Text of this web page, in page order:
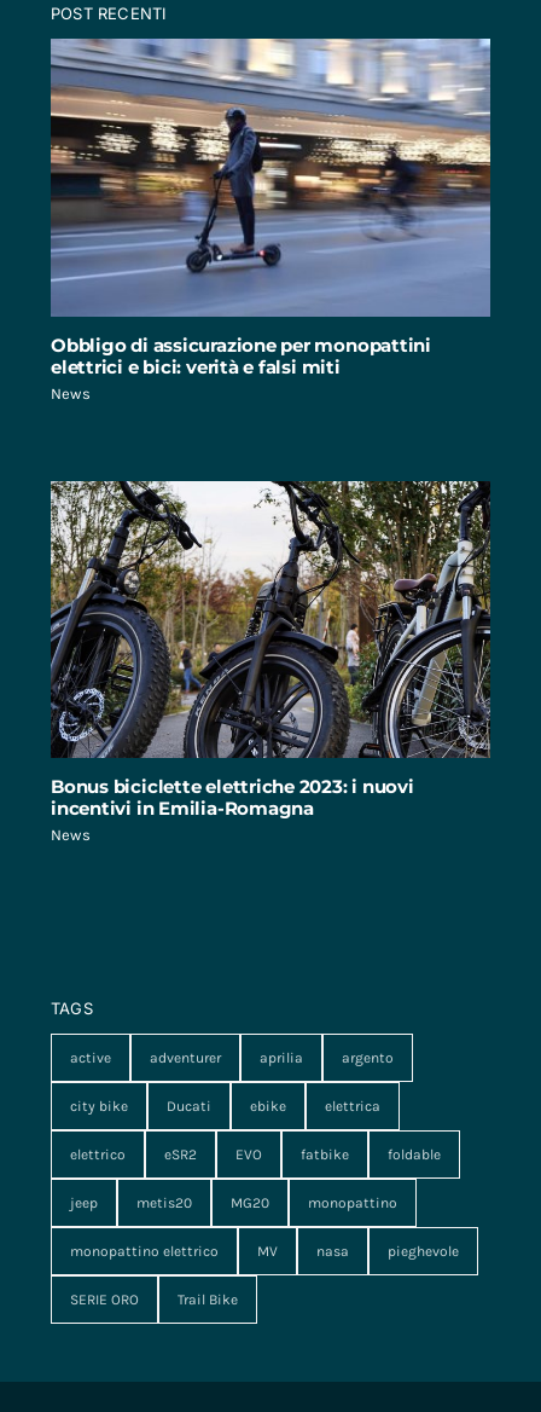
POST RECENTI
Obbligo di assicurazione per monopattini
elettrici e bici: verità e falsi miti
News
Bonus biciclette elettriche 2023: i nuovi
incentivi in Emilia-Romagna
News
TAGS
active adventurer aprilia argento
city bike Ducati ebike elettrica
elettrico eSR2 EVO fatbike foldable
jeep metis20 MG20 monopattino
monopattino elettrico MV nasa pieghevole
SERIE ORO Trail Bike